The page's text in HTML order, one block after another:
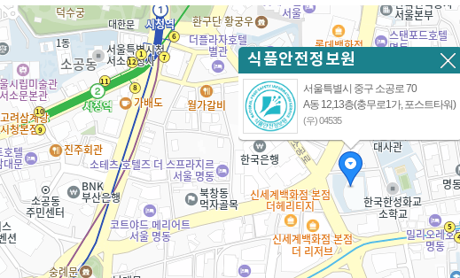
식품안전정보원
서울특별시 중구 소공로 70
A동 12,13층(충무로1가, 포스트타워)
(우) 04535